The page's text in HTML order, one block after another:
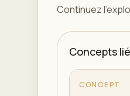
Continuez
Concepts
CONCEPT